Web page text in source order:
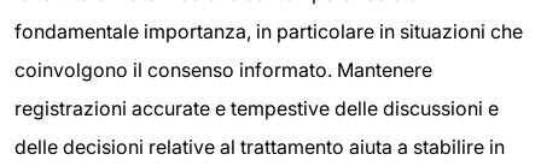
fondamentale importanza, in particolare in situazioni che
coinvolgono il consenso informato. Mantenere
registrazioni accurate e tempestive delle discussioni e
delle decisioni relative al trattamento aiuta a stabilire in